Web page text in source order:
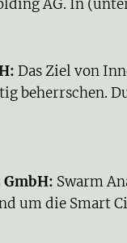
AG. In
: Das Ziel von
beherrschen.
: Swarm
um die Smart